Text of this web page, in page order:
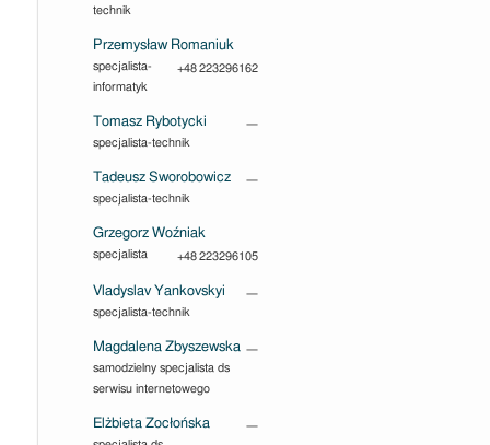
technik
Przemysław Romaniuk
+48 223296162
specjalista-
informatyk
Tomasz Rybotycki
—
specjalista-technik
Tadeusz Sworobowicz
—
specjalista-technik
Grzegorz Woźniak
+48 223296105
specjalista
Vladyslav Yankovskyi
—
specjalista-technik
Magdalena Zbyszewska —
samodzielny specjalista ds
serwisu internetowego
Elżbieta Zocłońska
—